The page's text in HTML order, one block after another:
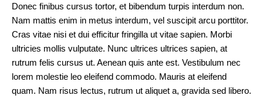
Donec finibus cursus tortor, et bibendum turpis interdum non.
Nam mattis enim in metus interdum, vel suscipit arcu porttitor.
Cras vitae nisi et dui efficitur fringilla ut vitae sapien. Morbi
ultricies mollis vulputate. Nunc ultrices ultrices sapien, at
rutrum felis cursus ut. Aenean quis ante est. Vestibulum nec
lorem molestie leo eleifend commodo. Mauris at eleifend
quam. Nam risus lectus, rutrum ut aliquet a, gravida sed libero.